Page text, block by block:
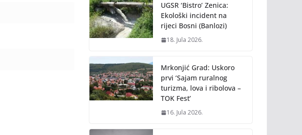
UGSR ‘Bistro’ Zenica:
Ekološki incident na
rijeci Bosni (Banlozi)
18. Jula 2026.
Mrkonjić Grad: Uskoro
prvi ‘Sajam ruralnog
turizma, lova i ribolova –
TOK Fest’
16. Jula 2026.